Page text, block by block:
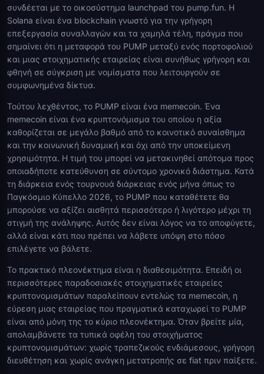
συνδέεται με το οικοσύστημα launchpad του pump.fun. Η
Solana είναι ένα blockchain γνωστό για την γρήγορη
επεξεργασία συναλλαγών και τα χαμηλά τέλη, πράγμα που
σημαίνει ότι η μεταφορά του PUMP μεταξύ ενός πορτοφολιού
και μιας στοιχηματικής εταιρείας είναι συνήθως γρήγορη και
φθηνή σε σύγκριση με νομίσματα που λειτουργούν σε
συμφωνημένα δίκτυα.
Τούτου λεχθέντος, το PUMP είναι ένα memecoin. Ένα
memecoin είναι ένα κρυπτονόμισμα του οποίου η αξία
καθορίζεται σε μεγάλο βαθμό από το κοινοτικό συναίσθημα
και την κοινωνική δυναμική και όχι από την υποκείμενη
χρησιμότητα. Η τιμή του μπορεί να μετακινηθεί απότομα προς
οποιαδήποτε κατεύθυνση σε σύντομο χρονικό διάστημα. Κατά
τη διάρκεια ενός τουρνουά διάρκειας ενός μήνα όπως το
Παγκόσμιο Κύπελλο 2026, το PUMP που καταθέτετε θα
μπορούσε να αξίζει αισθητά περισσότερο ή λιγότερο μέχρι τη
στιγμή της ανάληψης. Αυτός δεν είναι λόγος να το αποφύγετε,
αλλά είναι κάτι που πρέπει να λάβετε υπόψη στο πόσο
επιλέγετε να βάλετε.
Το πρακτικό πλεονέκτημα είναι η διαθεσιμότητα. Επειδή οι
περισσότερες παραδοσιακές στοιχηματικές εταιρείες
κρυπτονομισμάτων παραλείπουν εντελώς τα memecoin, η
εύρεση μιας εταιρείας που πραγματικά καταχωρεί το PUMP
είναι από μόνη της το κύριο πλεονέκτημα. Όταν βρείτε μία,
απολαμβάνετε τα τυπικά οφέλη του στοιχήματος
κρυπτονομισμάτων: χωρίς τραπεζικούς ενδιάμεσους, γρήγορη
διευθέτηση και χωρίς ανάγκη μετατροπής σε fiat πριν παίξετε.